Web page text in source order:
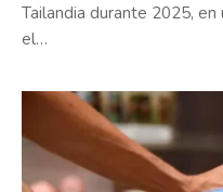
Tailandia durante 2025,
el…